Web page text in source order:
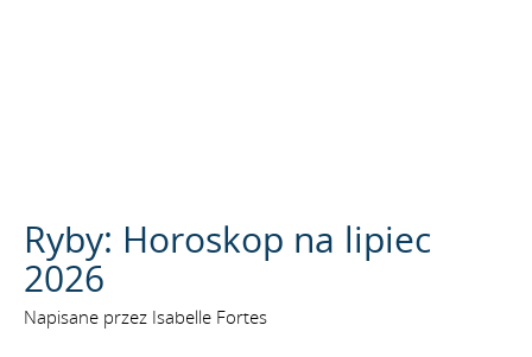
Ryby: Horoskop na lipiec
2026
Napisane przez Isabelle Fortes